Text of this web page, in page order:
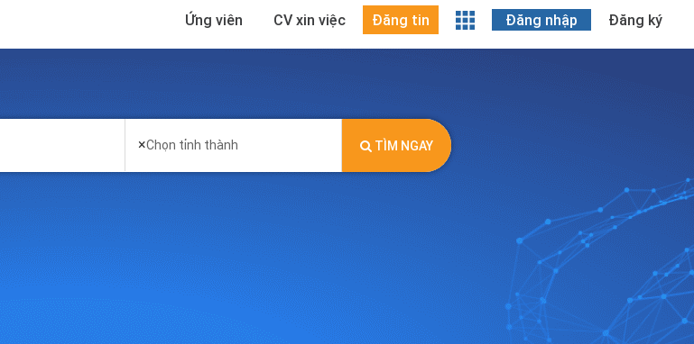
Ứng viên CV xin việc Đăng tin Đăng nhập Đăng ký
×Chọn tỉnh thành TÌM NGAY